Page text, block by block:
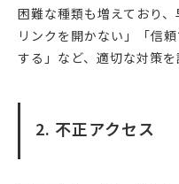
困難な種類も増えており
リンクを開かない」「信
する」など、適切な対策を
2. 不正アクセス